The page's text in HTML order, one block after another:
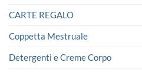
CARTE REGALO
Coppetta Mestruale
Detergenti e Creme Corpo